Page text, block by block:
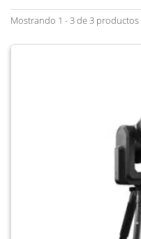
Mostrando 1 - 3 de 3 productos